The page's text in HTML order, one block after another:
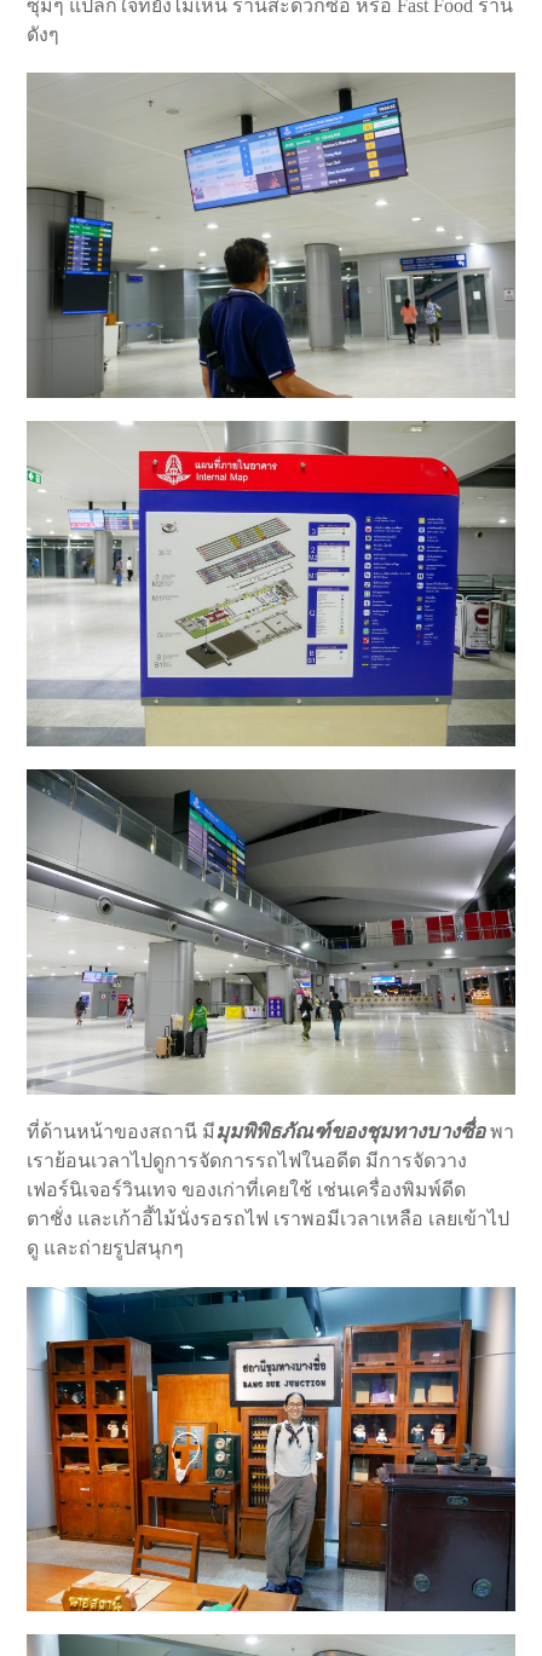
ซุ้มๆ แปลกใจที่ยังไม่เห็น ร้านสะดวกซื้อ หรือ Fast Food ร้าน
ดังๆ
ที่ด้านหน้าของสถานี มีมุมพิพิธภัณฑ์ของชุมทางบางซื่อพา
เราย้อนเวลาไปดูการจัดการรถไฟในอดีต มีการจัดวาง
เฟอร์นิเจอร์วินเทจ ของเก่าที่เคยใช้ เช่นเครื่องพิมพ์ดีด
ตาชั่ง และเก้าอี้ไม้นั่งรอรถไฟ เราพอมีเวลาเหลือ เลยเข้าไป
ดู และถ่ายรูปสนุกๆ